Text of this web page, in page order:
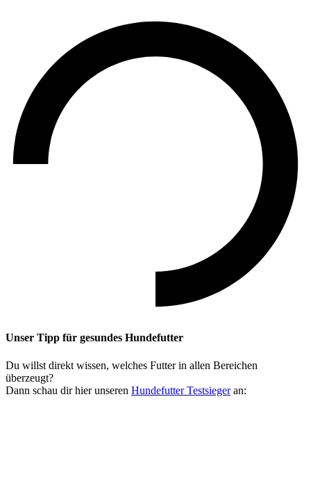
Unser Tipp für gesundes Hundefutter
Du willst direkt wissen, welches Futter in allen Bereichen
überzeugt?
Dann schau dir hier unseren Hundefutter Testsiegeran: